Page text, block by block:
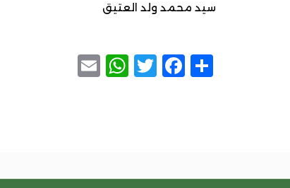
سيد محمد ولد العتيق
Share
Facebook
Twitter
WhatsApp